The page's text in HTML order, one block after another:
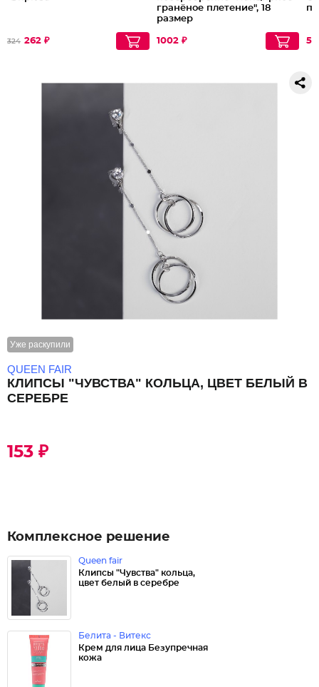
324 262 ₽
гранёное плетение", 18
размер
1002 ₽
Уже раскупили
QUEEN FAIR
КЛИПСЫ "ЧУВСТВА" КОЛЬЦА, ЦВЕТ БЕЛЫЙ В
СЕРЕБРЕ
153 ₽
Комплексное решение
Queen fair
Клипсы "Чувства" кольца,
цвет белый в серебре
Белита - Витекс
Крем для лица Безупречная
кожа